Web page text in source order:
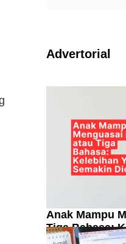
Advertorial
Anak Mampu
Tiga Bahasa:
Semakin Dicari